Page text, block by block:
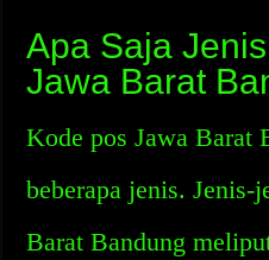
Apa Saja
Jawa Barat
Kode pos Jawa Barat
beberapa jenis. Jenis-
Barat Bandung